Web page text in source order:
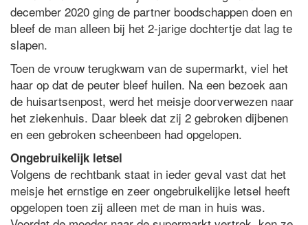
december 2020 ging de partner boodschappen doen en
bleef de man alleen bij het 2-jarige dochtertje dat lag te
slapen.
Toen de vrouw terugkwam van de supermarkt, viel het
haar op dat de peuter bleef huilen. Na een bezoek aan
de huisartsenpost, werd het meisje doorverwezen naar
het ziekenhuis. Daar bleek dat zij 2 gebroken dijbenen
en een gebroken scheenbeen had opgelopen.
Ongebruikelijk letsel
Volgens de rechtbank staat in ieder geval vast dat het
meisje het ernstige en zeer ongebruikelijke letsel heeft
opgelopen toen zij alleen met de man in huis was.